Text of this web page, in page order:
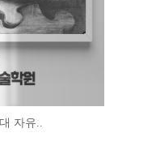
자유..